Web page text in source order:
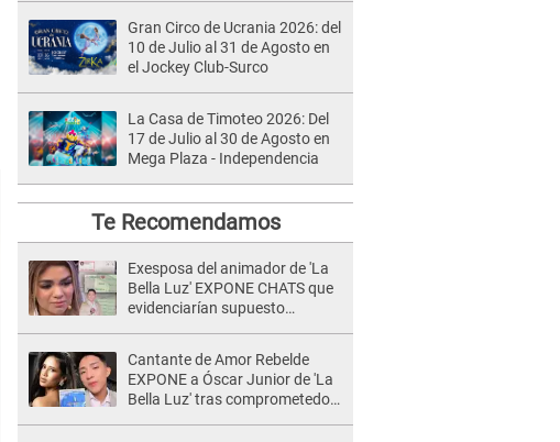
Gran Circo de Ucrania 2026: del
10 de Julio al 31 de Agosto en
el Jockey Club-Surco
La Casa de Timoteo 2026: Del
17 de Julio al 30 de Agosto en
Mega Plaza - Independencia
Te Recomendamos
Exesposa del animador de 'La
Bella Luz' EXPONE CHATS que
evidenciarían supuesto
Cantante de Amor Rebelde
EXPONE a Óscar Junior de 'La
Bella Luz' tras comprometedor